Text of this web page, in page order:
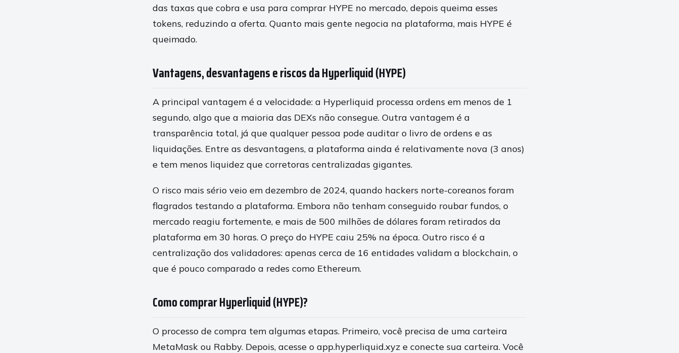
das taxas que cobra e usa para comprar HYPE no mercado, depois queima esses
tokens, reduzindo a oferta. Quanto mais gente negocia na plataforma, mais HYPE é
queimado.
Vantagens, desvantagens e riscos da Hyperliquid (HYPE)
A principal vantagem é a velocidade: a Hyperliquid processa ordens em menos de 1
segundo, algo que a maioria das DEXs não consegue. Outra vantagem é a
transparência total, já que qualquer pessoa pode auditar o livro de ordens e as
liquidações. Entre as desvantagens, a plataforma ainda é relativamente nova (3 anos)
e tem menos liquidez que corretoras centralizadas gigantes.
O risco mais sério veio em dezembro de 2024, quando hackers norte-coreanos foram
flagrados testando a plataforma. Embora não tenham conseguido roubar fundos, o
mercado reagiu fortemente, e mais de 500 milhões de dólares foram retirados da
plataforma em 30 horas. O preço do HYPE caiu 25% na época. Outro risco é a
centralização dos validadores: apenas cerca de 16 entidades validam a blockchain, o
que é pouco comparado a redes como Ethereum.
Como comprar Hyperliquid (HYPE)?
O processo de compra tem algumas etapas. Primeiro, você precisa de uma carteira
MetaMask ou Rabby. Depois, acesse o app.hyperliquid.xyz e conecte sua carteira. Você